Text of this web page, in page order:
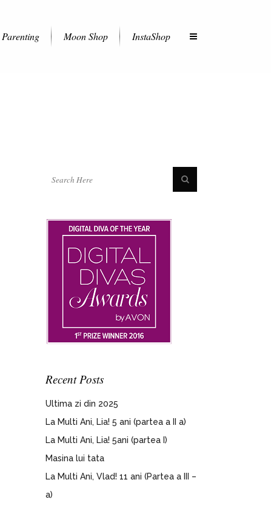
Parenting Moon Shop InstaShop
Recent Posts
Ultima zi din 2025
La Multi Ani, Lia! 5 ani (partea a II a)
La Multi Ani, Lia! 5ani (partea I)
Masina lui tata
La Multi Ani, Vlad! 11 ani (Partea a III –
a)